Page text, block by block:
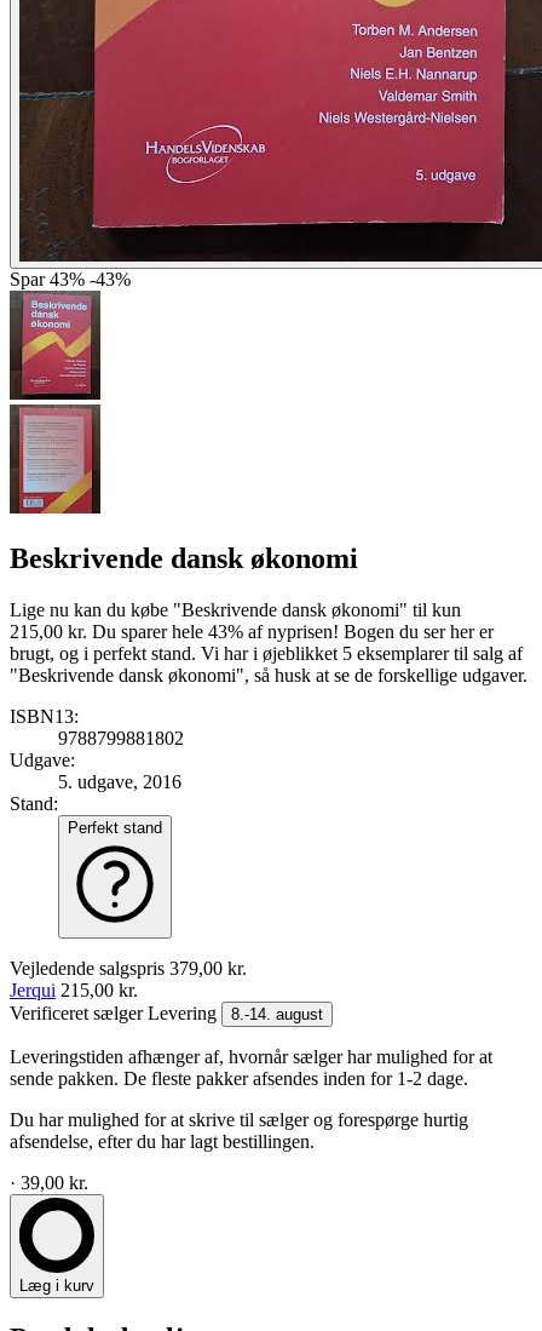
Spar 43% -43%
Beskrivende dansk økonomi
Lige nu kan du købe "Beskrivende dansk økonomi" til kun
215,00 kr. Du sparer hele 43% af nyprisen! Bogen du ser her er
brugt, og i perfekt stand. Vi har i øjeblikket 5 eksemplarer til salg af
"Beskrivende dansk økonomi", så husk at se de forskellige udgaver.
ISBN13:
9788799881802
Udgave:
5. udgave, 2016
Stand:
Perfekt stand
Vejledende salgspris 379,00 kr.
Jerqui 215,00 kr.
Verificeret sælgerLevering 8.-14. august
Leveringstiden afhænger af, hvornår sælger har mulighed for at
sende pakken. De fleste pakker afsendes inden for 1-2 dage.
Du har mulighed for at skrive til sælger og forespørge hurtig
afsendelse, efter du har lagt bestillingen.
· 39,00 kr.
Læg i kurv